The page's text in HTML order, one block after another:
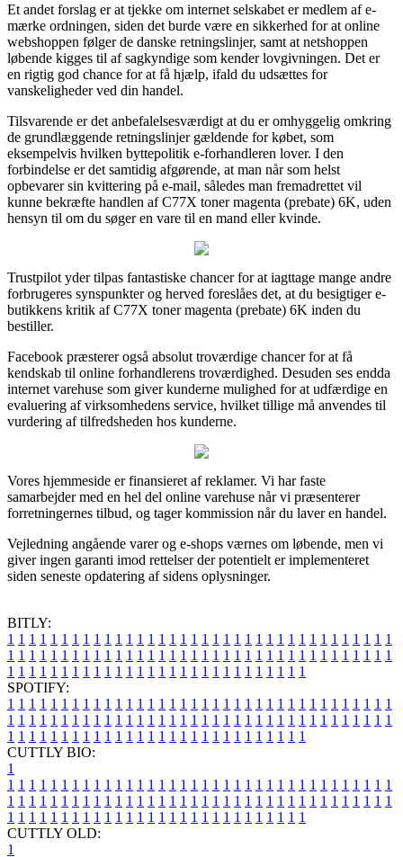
Et andet forslag er at tjekke om internet selskabet er medlem af e-
mærke ordningen, siden det burde være en sikkerhed for at online
webshoppen følger de danske retningslinjer, samt at netshoppen
løbende kigges til af sagkyndige som kender lovgivningen. Det er
en rigtig god chance for at få hjælp, ifald du udsættes for
vanskeligheder ved din handel.
Tilsvarende er det anbefalelsesværdigt at du er omhyggelig omkring
de grundlæggende retningslinjer gældende for købet, som
eksempelvis hvilken byttepolitik e-forhandleren lover. I den
forbindelse er det samtidig afgørende, at man når som helst
opbevarer sin kvittering på e-mail, således man fremadrettet vil
kunne bekræfte handlen af C77X toner magenta (prebate) 6K, uden
hensyn til om du søger en vare til en mand eller kvinde.
Trustpilot yder tilpas fantastiske chancer for at iagttage mange andre
forbrugeres synspunkter og herved foreslåes det, at du besigtiger e-
butikkens kritik af C77X toner magenta (prebate) 6K inden du
bestiller.
Facebook præsterer også absolut troværdige chancer for at få
kendskab til online forhandlerens troværdighed. Desuden ses endda
internet varehuse som giver kunderne mulighed for at udfærdige en
evaluering af virksomhedens service, hvilket tillige må anvendes til
vurdering af tilfredsheden hos kunderne.
Vores hjemmeside er finansieret af reklamer. Vi har faste
samarbejder med en hel del online varehuse når vi præsenterer
forretningernes tilbud, og tager kommission når du laver en handel.
Vejledning angående varer og e-shops værnes om løbende, men vi
giver ingen garanti imod rettelser der potentielt er implementeret
siden seneste opdatering af sidens oplysninger.
BITLY:
1 1 1 1 1 1 1 1 1 1 1 1 1 1 1 1 1 1 1 1 1 1 1 1 1 1 1 1 1 1 1 1 1 1 1 1
1 1 1 1 1 1 1 1 1 1 1 1 1 1 1 1 1 1 1 1 1 1 1 1 1 1 1 1 1 1 1 1 1 1 1 1
1 1 1 1 1 1 1 1 1 1 1 1 1 1 1 1 1 1 1 1 1 1 1 1 1 1 1 1
SPOTIFY:
1 1 1 1 1 1 1 1 1 1 1 1 1 1 1 1 1 1 1 1 1 1 1 1 1 1 1 1 1 1 1 1 1 1 1 1
1 1 1 1 1 1 1 1 1 1 1 1 1 1 1 1 1 1 1 1 1 1 1 1 1 1 1 1 1 1 1 1 1 1 1 1
1 1 1 1 1 1 1 1 1 1 1 1 1 1 1 1 1 1 1 1 1 1 1 1 1 1 1 1
CUTTLY BIO:
1
1 1 1 1 1 1 1 1 1 1 1 1 1 1 1 1 1 1 1 1 1 1 1 1 1 1 1 1 1 1 1 1 1 1 1 1
1 1 1 1 1 1 1 1 1 1 1 1 1 1 1 1 1 1 1 1 1 1 1 1 1 1 1 1 1 1 1 1 1 1 1 1
1 1 1 1 1 1 1 1 1 1 1 1 1 1 1 1 1 1 1 1 1 1 1 1 1 1 1 1
CUTTLY OLD:
1